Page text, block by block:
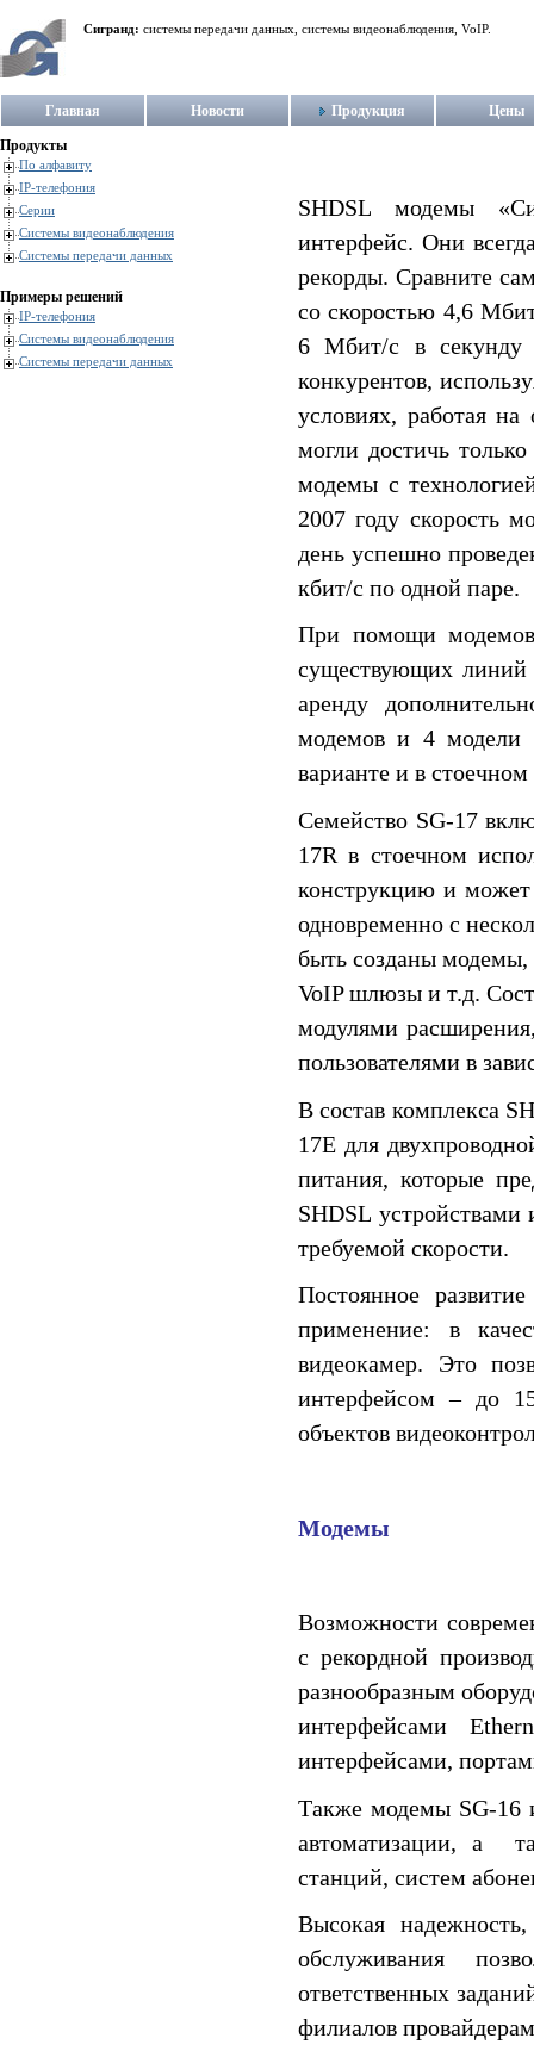
Сигранд: системы передачи данных, системы видеонаблюдения, VoIP.
Главная Новости Продукция Цены
Продукты
По алфавиту
IP-телефония
Серии
Системы видеонаблюдения
Системы передачи данных
Примеры решений
IP-телефония
Системы видеонаблюдения
Системы передачи данных
SHDSL модемы
интерфейс. Они
рекорды. Сравните
со скоростью 4,6
6 Мбит/c в
конкурентов,
условиях, работая
могли достичь
модемы с
2007 году скорость
день успешно
кбит/c по одной паре.
При помощи модемов
существующих линий
аренду
модемов и 4 модели
варианте и в
Семейство SG-17
17R в стоечном
конструкцию и может
одновременно с
быть созданы модемы,
VoIP шлюзы и т.д.
модулями
пользователями в
В состав комплекса
17E для
питания, которые
SHDSL устройствами
требуемой скорости.
Постоянное
применение: в
видеокамер. Это
интерфейсом – до
объектов
Модемы
Возможности
с рекордной
разнообразным
интерфейсами
интерфейсами,
Также модемы SG-16
автоматизации, а
станций, систем
Высокая
обслуживания
ответственных
филиалов